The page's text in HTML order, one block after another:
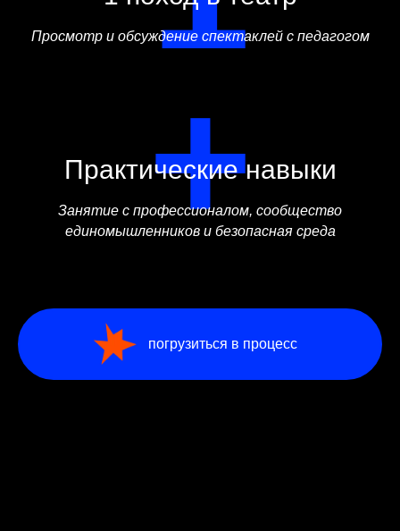
Просмотр и обсуждение спектаклей с педагогом
Практические навыки
Занятие с профессионалом, сообщество
единомышленников и безопасная среда
+
погрузиться в процесс